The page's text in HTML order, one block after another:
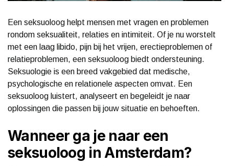
Een seksuoloog helpt mensen met vragen en problemen
rondom seksualiteit, relaties en intimiteit. Of je nu worstelt
met een laag libido, pijn bij het vrijen, erectieproblemen of
relatieproblemen, een seksuoloog biedt ondersteuning.
Seksuologie is een breed vakgebied dat medische,
psychologische en relationele aspecten omvat. Een
seksuoloog luistert, analyseert en begeleidt je naar
oplossingen die passen bij jouw situatie en behoeften.
Wanneer ga je naar een
seksuoloog in Amsterdam?